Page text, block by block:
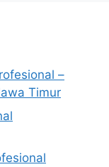
–
Timur